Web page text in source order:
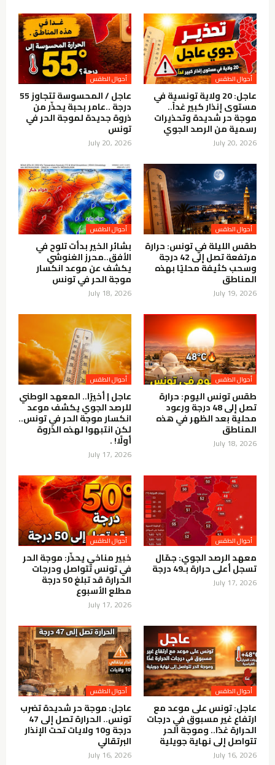
أحوال الطقس
عاجل: 20 ولاية تونسية في
مستوى إنذار كبير غداً..
موجة حر شديدة وتحذيرات
رسمية من الرصد الجوي
July 20, 2026
أحوال الطقس
عاجل / المحسوسة تتجاوز 55
درجة ..عامر بحبة يحذّر من
ذروة جديدة لموجة الحر في
تونس
July 20, 2026
أحوال الطقس
طقس الليلة في تونس: حرارة
مرتفعة تصل إلى 42 درجة
وسحب كثيفة محليًا بهذه
المناطق
July 19, 2026
أحوال الطقس
بشائر الخير بدأت تلوح في
الأفق..محرز الغنوشي
يكشف عن موعد انكسار
موجة الحر في تونس
July 18, 2026
أحوال الطقس
طقس تونس اليوم: حرارة
تصل إلى 48 درجة ورعود
محلية بعد الظهر في هذه
المناطق
July 18, 2026
أحوال الطقس
عاجل | أخيرًا.. المعهد الوطني
للرصد الجوي يكشف موعد
انكسار موجة الحر في تونس..
لكن انتبهوا لهذه الذروة
أولًا! .
July 17, 2026
أحوال الطقس
معهد الرصد الجوي: جمّال
تسجل أعلى حرارة بـ49 درجة
July 17, 2026
أحوال الطقس
خبير مناخي يحذّر: موجة الحر
في تونس تتواصل ودرجات
الحرارة قد تبلغ 50 درجة
مطلع الأسبوع
July 17, 2026
أحوال الطقس
عاجل: تونس على موعد مع
ارتفاع غير مسبوق في درجات
الحرارة غدًا.. وموجة الحر
تتواصل إلى نهاية جويلية
July 16, 2026
أحوال الطقس
عاجل: موجة حر شديدة تضرب
تونس.. الحرارة تصل إلى 47
درجة و10 ولايات تحت الإنذار
البرتقالي
July 16, 2026